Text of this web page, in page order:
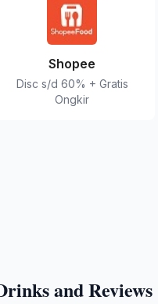
Shopee
Disc s/d 60% + Gratis
Ongkir
and Reviews